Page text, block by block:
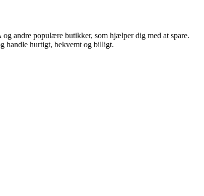
andre populære butikker, som hjælper dig med at spare.
handle hurtigt, bekvemt og billigt.